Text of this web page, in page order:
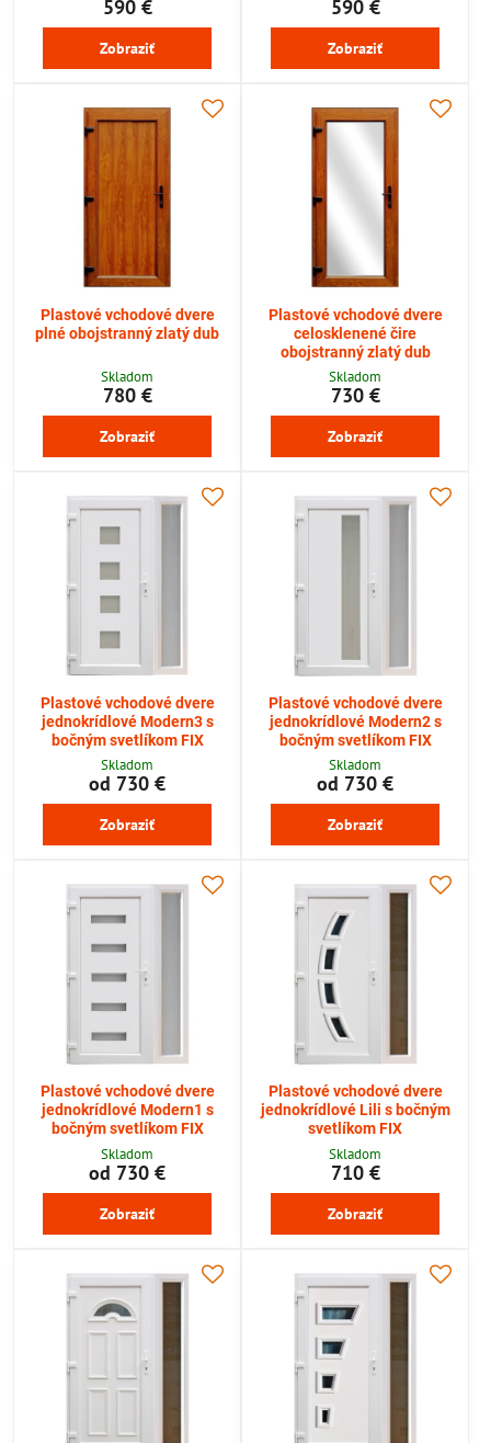
590 €
Zobraziť
590 €
Zobraziť
Plastové vchodové dvere
plné obojstranný zlatý dub
Skladom
780 €
Zobraziť
Plastové vchodové dvere
celosklenené čire
obojstranný zlatý dub
Skladom
730 €
Zobraziť
Plastové vchodové dvere
jednokrídlové Modern3 s
bočným svetlíkom FIX
Skladom
od 730 €
Zobraziť
Plastové vchodové dvere
jednokrídlové Modern2 s
bočným svetlíkom FIX
Skladom
od 730 €
Zobraziť
Plastové vchodové dvere
jednokrídlové Modern1 s
bočným svetlíkom FIX
Skladom
od 730 €
Zobraziť
Plastové vchodové dvere
jednokrídlové Lili s bočným
svetlíkom FIX
Skladom
710 €
Zobraziť